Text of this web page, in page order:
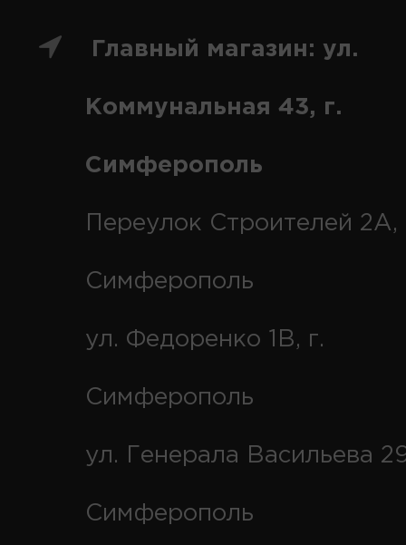
Главный магазин: ул.
Коммунальная 43, г.
Симферополь
Переулок Строителей 2А,
Симферополь
ул. Федоренко 1В, г.
Симферополь
ул. Генерала Васильева
Симферополь